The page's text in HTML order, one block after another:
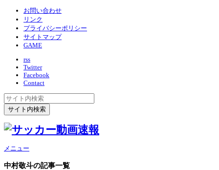
お問い合わせ
リンク
プライバシーポリシー
サイトマップ
GAME
rss
Twitter
Facebook
Contact
メニュー
中村敬斗の記事一覧